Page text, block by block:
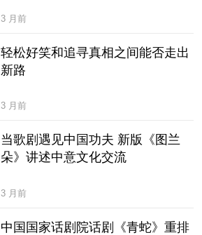
3 月前
轻松好笑和追寻真相之间能否走出
新路
3 月前
当歌剧遇见中国功夫 新版《图兰
朵》讲述中意文化交流
3 月前
中国国家话剧院话剧《青蛇》重排